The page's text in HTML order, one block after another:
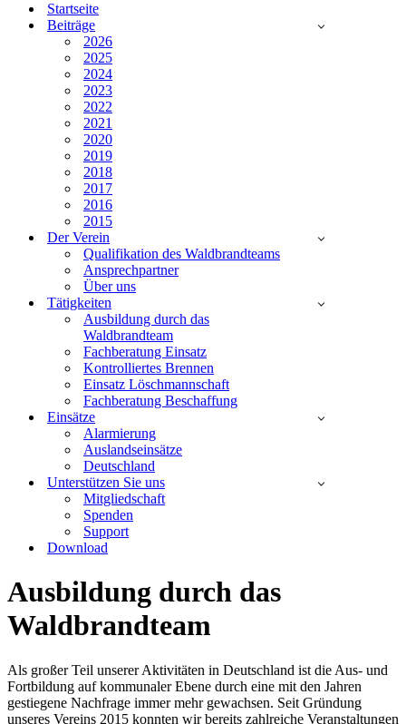
Startseite
Beiträge
2026
2025
2024
2023
2022
2021
2020
2019
2018
2017
2016
2015
Der Verein
Qualifikation des Waldbrandteams
Ansprechpartner
Über uns
Tätigkeiten
Ausbildung durch das
Waldbrandteam
Fachberatung Einsatz
Kontrolliertes Brennen
Einsatz Löschmannschaft
Fachberatung Beschaffung
Einsätze
Alarmierung
Auslandseinsätze
Deutschland
Unterstützen Sie uns
Mitgliedschaft
Spenden
Support
Download
Ausbildung durch das
Waldbrandteam
Als großer Teil unserer Aktivitäten in Deutschland ist die Aus- und
Fortbildung auf kommunaler Ebene durch eine mit den Jahren
gestiegene Nachfrage immer mehr gewachsen. Seit Gründung
unseres Vereins 2015 konnten wir bereits zahlreiche Veranstaltungen